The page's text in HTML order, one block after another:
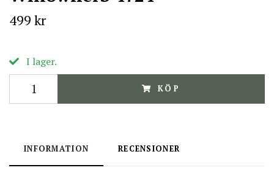
499 kr
I lager.
KÖP
INFORMATION RECENSIONER